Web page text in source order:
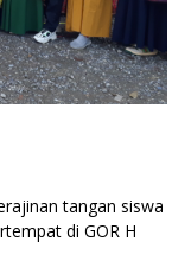
tangan siswa
di GOR H